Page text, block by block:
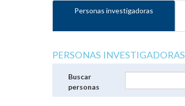
Personas investigadoras
PERSONAS INVESTIGADORAS
Buscar
personas